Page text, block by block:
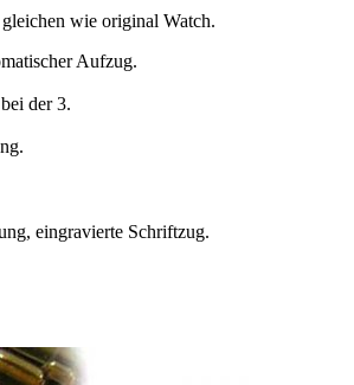
wie original Watch.
Aufzug.
der 3.
eingravierte Schriftzug.